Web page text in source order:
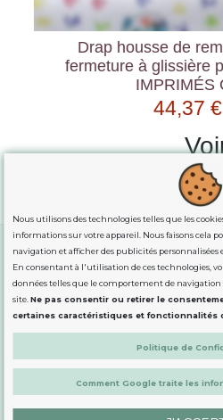
Drap housse de
fermeture à glissière
IMPRIMÉS
44,37 €
Voir
GUIDE DES TAILLES
INFORMATION
DÉMARQUÉS
Nous utilisons des technologies telles que les
informations sur votre appareil. Nous faisons cela
navigation et afficher des publicités personnalisées
En consentant à l'utilisation de ces technologies,
données telles que le comportement de
site.Ne pas consentir ou retirer le
certaines caractéristiques et fonctionnalités
Politique de
Comment Google traite les